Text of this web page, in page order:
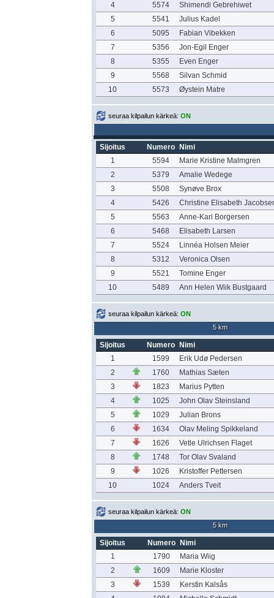
4
5574
Shimendi Gebrehiwet
5
5541
Julius Kadel
6
5095
Fabian Vibekken
7
5356
Jon-Egil Enger
8
5355
Even Enger
9
5568
Silvan Schmid
10
5573 Øystein Matre
seuraa kilpailun kärkeä: ON
Sijoitus Numero
Nimi
1
5594
Marie Kristine Malmgren
2
5379
Amalie Wedege
3
5508
Synøve Brox
4
5426
Christine Elisabeth
5
5563
Anne-Kari Borgersen
6
5468
Elisabeth Larsen
7
5524
Linnéa Holsen Meier
8
5312
Veronica Olsen
9
5521
Tomine Enger
10
5489 Ann Helen Wiik Bustgaard
seuraa kilpailun kärkeä: ON
5 km
Sijoitus Numero
Nimi
1
1599
Erik Udø Pedersen
2
1760
Mathias Sæten
3
1823
Marius Pytten
4
1025
John Olav Steinsland
5
1029
Julian Brons
6
1634
Olav Meling Spikkeland
7
1626
Vetle Ulrichsen Flaget
8
1748
Tor Olav Svaland
9
1026
Kristoffer Pettersen
10
1024 Anders Tveit
seuraa kilpailun kärkeä: ON
5 km
Sijoitus Numero
Nimi
1
1790
Maria Wiig
2
1609
Marie Kloster
3
1539
Kerstin Kalsås